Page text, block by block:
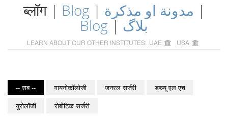
ब्लॉग | Blog | مدونة او مذكرة |
Blog| بلاگ
LEARN ABOUT OUR OTHER INSTITUTES: UAE USA
-- सब -- गायनोकॉलोजी जनरल सर्जरी
डब्ल्यू एल एच
युरोलॉजी
रोबोटिक सर्जरी